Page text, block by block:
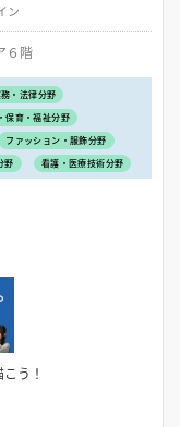
ン
６階
・法律分野
保育・福祉分野
ファッション・服飾分野
野 看護・医療技術分野
う！